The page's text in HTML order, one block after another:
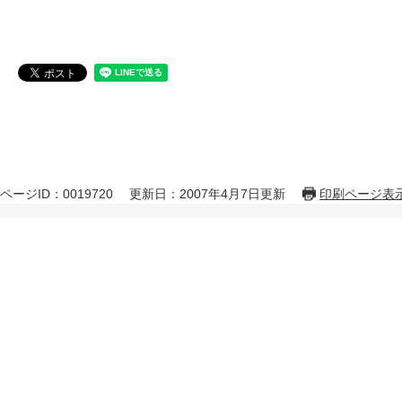
ページID：0019720 更新日：2007年4月7日更新 印刷ページ表